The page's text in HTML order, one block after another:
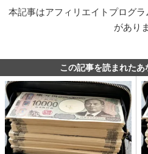
本記事はアフィリエイトプログ
があり
この記事を読まれたあ